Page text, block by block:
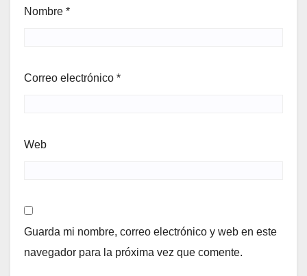
Nombre *
Correo electrónico *
Web
Guarda mi nombre, correo electrónico y web en este
navegador para la próxima vez que comente.